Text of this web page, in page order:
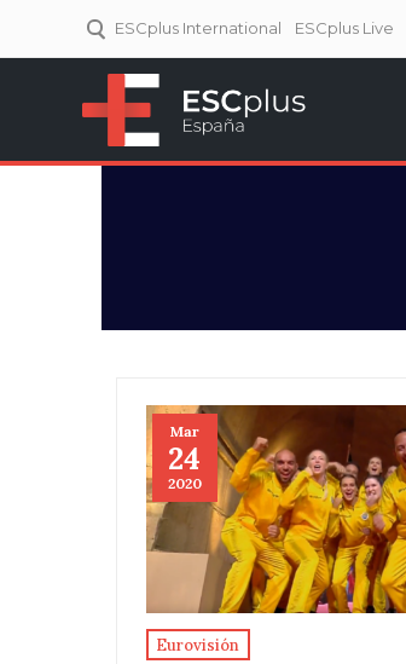
ESCplus International ESCplus Live
Mar
24
2020
Eurovisión